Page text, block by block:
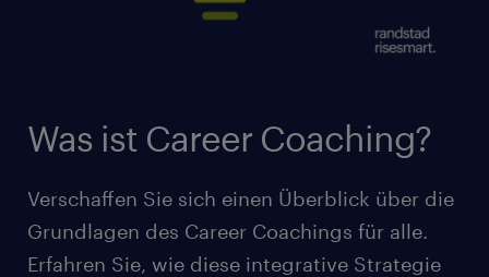
Was ist Career Coaching?
Verschaffen Sie sich einen Überblick über die
Grundlagen des Career Coachings für alle.
Erfahren Sie, wie diese integrative Strategie